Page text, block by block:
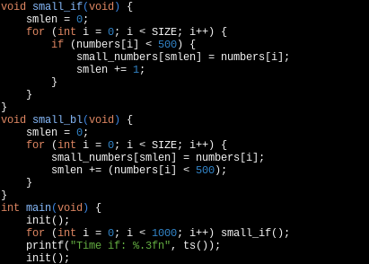
void small_if(void )
{
    smlen =
0;
for (int i = 0; i < SIZE; i++) {
if (numbers[i] < 500 ) {
            small_numbers[smlen] = numbers[i];
            smlen +=
1;
        }
    }
void small_bl(void )
{
    smlen =
0;
for (int i = 0; i < SIZE; i++) {
        small_numbers[smlen] = numbers[i];
        smlen += (numbers[i] <
500 );
    }
int main(void )
{
    init();
for (int i = 0; i < 1000; i++) small_if();
printf( "Time if: %.3fn", ts());
    init();